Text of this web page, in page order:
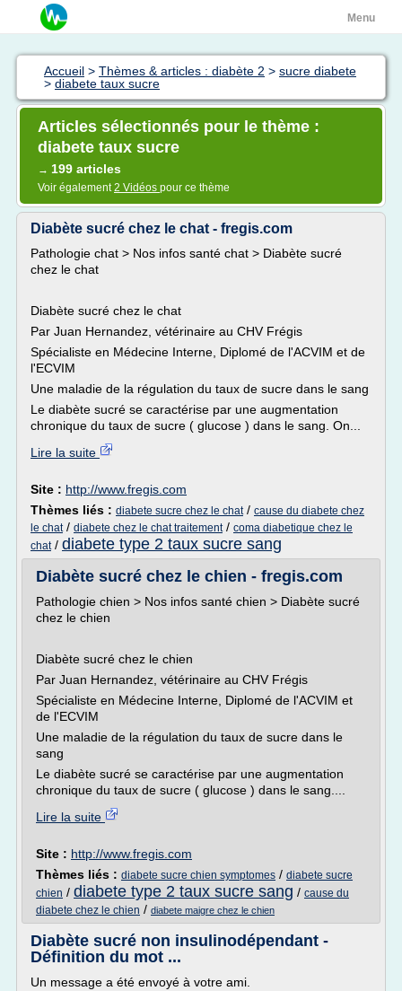
Menu
Accueil > Thèmes & articles : diabète 2 > sucre diabete
> diabete taux sucre
Articles sélectionnés pour le thème :
diabete taux sucre
→ 199 articles
Voir également2 Vidéos pour ce thème
Diabète sucré chez le chat - fregis.com
Pathologie chat > Nos infos santé chat > Diabète sucré
chez le chat
Diabète sucré chez le chat
Par Juan Hernandez, vétérinaire au CHV Frégis
Spécialiste en Médecine Interne, Diplomé de l'ACVIM et de
l'ECVIM
Une maladie de la régulation du taux de sucre dans le sang
Le diabète sucré se caractérise par une augmentation
chronique du taux de sucre ( glucose ) dans le sang. On...
Lire la suite
Site : http://www.fregis.com
Thèmes liés : diabete sucre chez le chat/ cause du diabete chez
le chat/ diabete chez le chat traitement/ coma diabetique chez le
chat/ diabete type 2 taux sucre sang
Diabète sucré chez le chien - fregis.com
Pathologie chien > Nos infos santé chien > Diabète sucré
chez le chien
Diabète sucré chez le chien
Par Juan Hernandez, vétérinaire au CHV Frégis
Spécialiste en Médecine Interne, Diplomé de l'ACVIM et
de l'ECVIM
Une maladie de la régulation du taux de sucre dans le
sang
Le diabète sucré se caractérise par une augmentation
chronique du taux de sucre ( glucose ) dans le sang....
Lire la suite
Site : http://www.fregis.com
Thèmes liés : diabete sucre chien symptomes / diabete sucre
chien / diabete type 2 taux sucre sang / cause du
diabete chez le chien / diabete maigre chez le chien
Diabète sucré non insulinodépendant -
Définition du mot ...
Un message a été envoyé à votre ami.